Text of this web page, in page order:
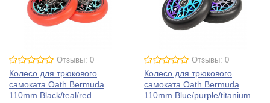
Отзывы: 0
Колесо для трюкового
самоката Oath Bermuda
110mm Black/teal/red
Отзывы: 0
Колесо для трюкового
самоката Oath Bermuda
110mm Blue/purple/titanium